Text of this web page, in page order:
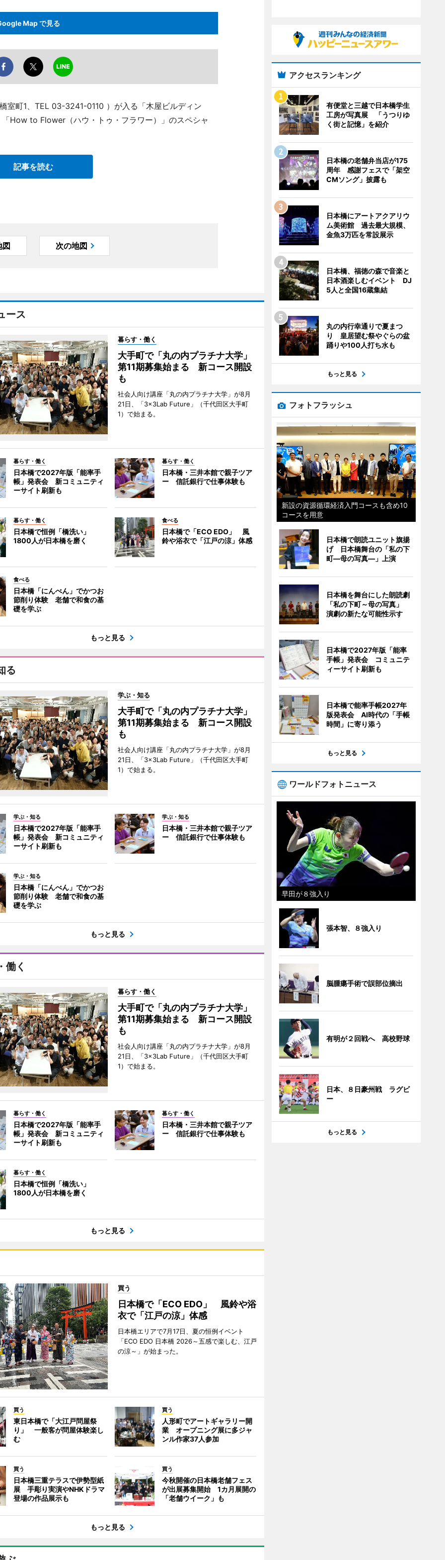
Map で見る
室町1、TEL 03-3241-0110 ）が入る「木屋ビルディン
How to Flower（ハウ・トゥ・フラワー）」のスペシャ
記事を読む
図 次の地図
ース
暮らす・働く
大手町で「丸の内プラチナ大学」
第11期募集始まる 新コース開設
も
社会人向け講座「丸の内プラチナ大学」が8月
21日、「3×3Lab Future」（千代田区大手町
1）で始まる。
暮らす・働く
日本橋で2027年版「能率手
帳」発表会 新コミュニティ
ーサイト刷新も
暮らす・働く
日本橋・三井本館で親子ツア
ー 信託銀行で仕事体験も
暮らす・働く
日本橋で恒例「橋洗い」
1800人が日本橋を磨く
食べる
日本橋で「ECO EDO」 風
鈴や浴衣で「江戸の涼」体感
食べる
日本橋「にんべん」でかつお
節削り体験 老舗で和食の基
礎を学ぶ
もっと見る
る
学ぶ・知る
大手町で「丸の内プラチナ大学」
第11期募集始まる 新コース開設
も
社会人向け講座「丸の内プラチナ大学」が8月
21日、「3×3Lab Future」（千代田区大手町
1）で始まる。
学ぶ・知る
日本橋で2027年版「能率手
帳」発表会 新コミュニティ
ーサイト刷新も
学ぶ・知る
日本橋・三井本館で親子ツア
ー 信託銀行で仕事体験も
学ぶ・知る
日本橋「にんべん」でかつお
節削り体験 老舗で和食の基
礎を学ぶ
もっと見る
働く
暮らす・働く
大手町で「丸の内プラチナ大学」
第11期募集始まる 新コース開設
も
社会人向け講座「丸の内プラチナ大学」が8月
21日、「3×3Lab Future」（千代田区大手町
1）で始まる。
暮らす・働く
日本橋で2027年版「能率手
帳」発表会 新コミュニティ
ーサイト刷新も
暮らす・働く
日本橋・三井本館で親子ツア
ー 信託銀行で仕事体験も
暮らす・働く
日本橋で恒例「橋洗い」
1800人が日本橋を磨く
もっと見る
買う
日本橋で「ECO EDO」 風鈴や浴
衣で「江戸の涼」体感
日本橋エリアで7月17日、夏の恒例イベント
「ECO EDO 日本橋 2026～五感で楽しむ、江戸
の涼～」が始まった。
買う
東日本橋で「大江戸問屋祭
り」 一般客が問屋体験楽し
む
買う
人形町でアートギャラリー開
業 オープニング展に多ジャ
ンル作家37人参加
買う
日本橋三重テラスで伊勢型紙
展 手彫り実演やNHKドラマ
登場の作品展示も
買う
今秋開催の日本橋老舗フェス
が出展募集開始 1カ月展開の
「老舗ウイーク」も
もっと見る
アクセスランキング
有便堂と三越で日本橋学生
工房が写真展 「うつりゆ
く街と記憶」を紹介
日本橋の老舗弁当店が175
周年 感謝フェスで「架空
CMソング」披露も
日本橋にアートアクアリウ
ム美術館 過去最大規模、
金魚3万匹を常設展示
日本橋、福徳の森で音楽と
日本酒楽しむイベント DJ
5人と全国16蔵集結
丸の内行幸通りで夏まつ
り 皇居望む祭やぐらの盆
踊りや100人打ち水も
もっと見る
フォトフラッシュ
新設の資源循環経済入門コースも含め10
コースを用意
日本橋で朗読ユニット旗揚
げ 日本橋舞台の「私の下
町―母の写真―」上演
日本橋を舞台にした朗読劇
「私の下町～母の写真」
演劇の新たな可能性示す
日本橋で2027年版「能率
手帳」発表会 コミュニテ
ィーサイト刷新も
日本橋で能率手帳2027年
版発表会 AI時代の「手帳
時間」に寄り添う
もっと見る
ワールドフォトニュース
早田が８強入り
張本智、８強入り
脳腫瘍手術で誤部位摘出
有明が２回戦へ 高校野球
日本、８日豪州戦 ラグビ
ー
もっと見る